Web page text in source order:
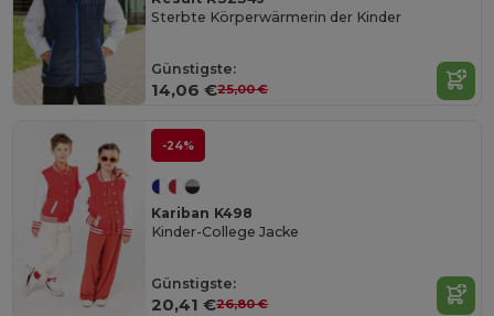
Sterbte Körperwärmerin der Kinder
Günstigste:
14,06 €25,00 €
-24%
Kariban K498
Kinder-College Jacke
Günstigste:
20,41 €26,80 €